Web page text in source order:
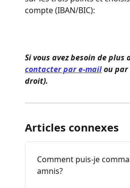
compte (IBAN/BIC):
Si vous avez besoin de
contacter par e-mail ou
droit).
Articles connexes
Comment puis-je
amnis?